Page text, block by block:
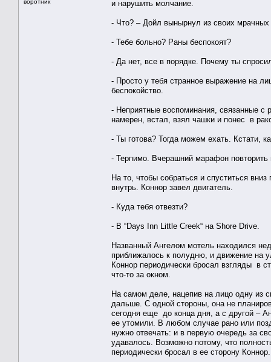
воротник и нарушить молчание.
- Что? – Дойл вынырнул из своих
- Тебе больно? Раны беспокоят?
- Да нет, все в порядке. Почему ты
- Просто у тебя странное выражение на
беспокойство.
- Неприятные воспоминания, связанные с
намерен, встал, взял чашки и понес в
- Ты готова? Тогда можем ехать. Кстати,
- Терпимо. Вчерашний марафон
На то, чтобы собраться и спуститься
внутрь. Коннор завел двигатель.
- Куда тебя отвезти?
- В “Days Inn Little Creek“ на Shore Drive.
Названный Ангелом мотель находился
приближалось к полудню, и движение на
Коннор периодически бросал взгляды в
что-то за окном.
На самом деле, нацепив на лицо одну из
дальше. С одной стороны, она не
сегодня еще до конца дня, а с другой –
ее утомили. В любом случае рано или
нужно отвечать: и в первую очередь за
удавалось. Возможно потому, что
периодически бросал в ее сторону